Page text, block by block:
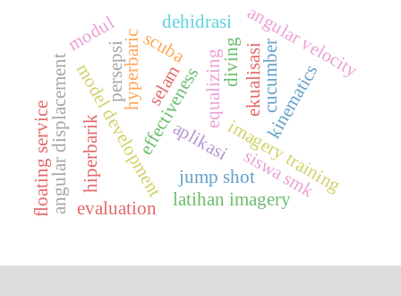
effectiveness
selam
model development imagery training
aplikasi
persepsi equalizing
hyperbaricscuba divingekualisasi
hiperbarik
jump shot
latihan imagery
kinematics
angular displacement
angular velocity
modul
floating service siswa smk
evaluation
dehidrasi
cucumber